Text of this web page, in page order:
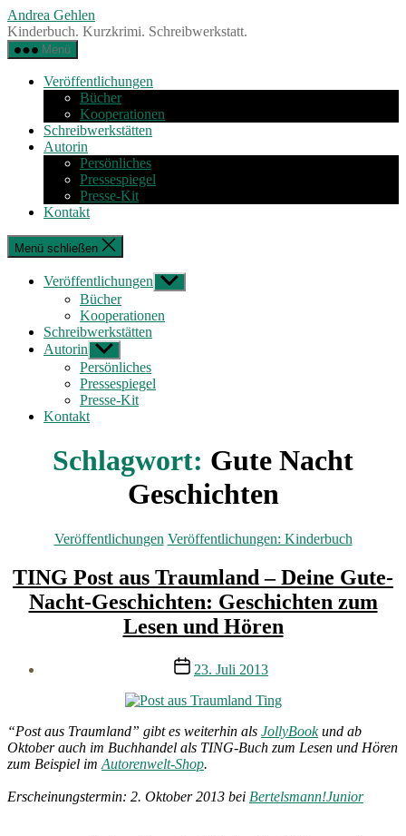
Zum
Inhalt
springen
Andrea Gehlen
Kinderbuch. Kurzkrimi. Schreibwerkstatt.
Menü
Veröffentlichungen
Bücher
Kooperationen
Schreibwerkstätten
Autorin
Persönliches
Pressespiegel
Presse-Kit
Kontakt
Menü schließen
Veröffentlichungen Untermenü
anzeigen
Bücher
Kooperationen
Schreibwerkstätten
Autorin Untermenü
anzeigen
Persönliches
Pressespiegel
Presse-Kit
Kontakt
Schlagwort: Gute Nacht
Geschichten
Kategorien
Veröffentlichungen Veröffentlichungen: Kinderbuch
TING Post aus Traumland – Deine Gute-
Nacht-Geschichten: Geschichten zum
Lesen und Hören
Veröffentlichungsdatum
23. Juli 2013
“Post aus Traumland” gibt es weiterhin als JollyBookund ab
Oktober auch im Buchhandel als TING-Buch zum Lesen und Hören
zum Beispiel im Autorenwelt-Shop.
Erscheinungstermin: 2. Oktober 2013 bei Bertelsmann!Junior